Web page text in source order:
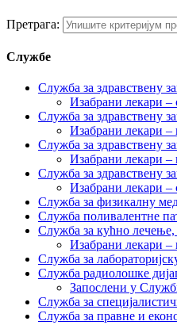
Претрага:
Службе
Служба за здравствену
Изабрани лекари
Служба за здравствену
Изабрани лекари –
Служба за здравствену
Изабрани лекари –
Служба за здравствену
Изабрани лекари –
Служба за физикалну
Служба поливалентне
Служба за кућно
Изабрани лекари –
Служба за
Служба радиолошке
Запослени у
Служба за
Служба за правне и